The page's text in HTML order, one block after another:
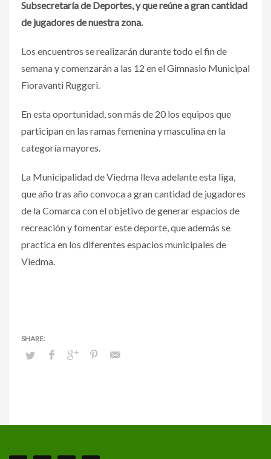
Subsecretaría de Deportes, y que reúne a gran cantidad
de jugadores de nuestra zona.
Los encuentros se realizarán durante todo el fin de
semana y comenzarán a las 12 en el Gimnasio Municipal
Fioravanti Ruggeri.
En esta oportunidad, son más de 20 los equipos que
participan en las ramas femenina y masculina en la
categoría mayores.
La Municipalidad de Viedma lleva adelante esta liga,
que año tras año convoca a gran cantidad de jugadores
de la Comarca con el objetivo de generar espacios de
recreación y fomentar este deporte, que además se
practica en los diferentes espacios municipales de
Viedma.